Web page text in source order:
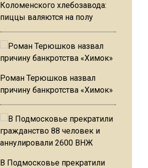
Коломенского хлебозавода:
пиццы валяются на полу
Роман Терюшков назвал
причину банкротства «Химок»
В Подмосковье прекратили